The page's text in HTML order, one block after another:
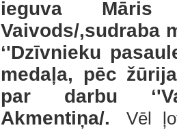
ieguva Māris
Vaivods/,sudraba
‘'Dzīvnieku
medaļa, pēc
par darbu
Akmentiņa/.
Vēl